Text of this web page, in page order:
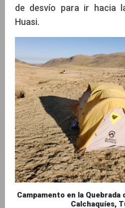
de desvío para ir hacia
Huasi.
Campamento en la
Calchaquíes,